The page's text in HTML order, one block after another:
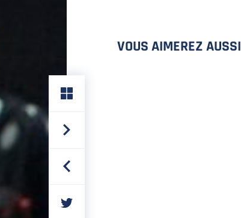
PARTAGER
SUR
VOUS AIMEREZ AUSSI